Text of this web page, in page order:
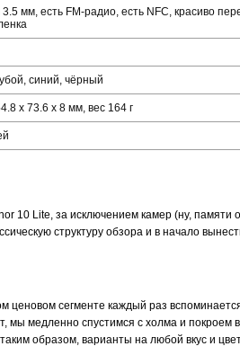
мм, есть FM-радио, есть NFC, красиво
синий, чёрный
x 73.6 x 8 мм, вес 164 г
10 Lite, за исключением камер (ну, памяти
структуру обзора и в начало
ценовом сегменте каждый раз
медленно спустимся с холма и покроем
образом, варианты на любой вкус и